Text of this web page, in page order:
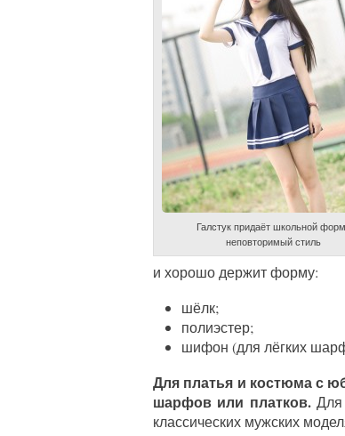
Галстук придаёт школьной
неповторимый стиль
и хорошо держит форму:
шёлк;
полиэстер;
шифон (для лёгких
Для платья и костюма с
шарфов или платков.Для
классических мужских